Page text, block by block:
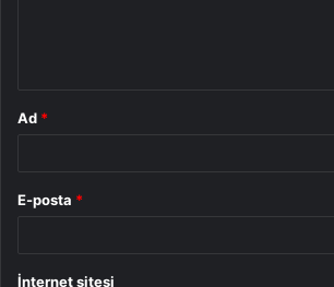
Ad *
E-posta *
İnternet sitesi